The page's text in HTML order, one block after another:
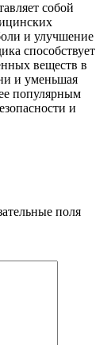
собой
и улучшение
способствует
веществ в
и уменьшая
популярным
и
поля